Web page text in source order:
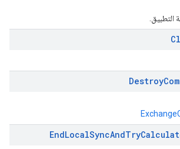
Destroy
EndLocalSyncAndTry